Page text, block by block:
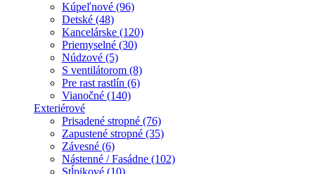
Kúpeľnové (96)
Detské (48)
Kancelárske (120)
Priemyselné (30)
Núdzové (5)
S ventilátorom (8)
Pre rast rastlín (6)
Vianočné (140)
Exteriérové
Prisadené stropné (76)
Zapustené stropné (35)
Závesné (6)
Nástenné / Fasádne (102)
Stĺpikové (10)